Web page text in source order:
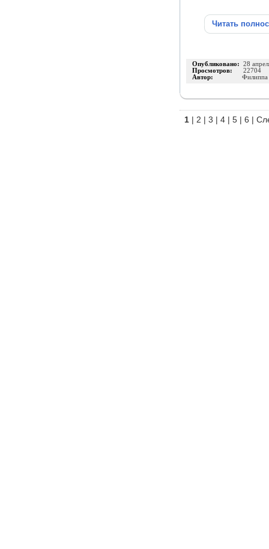
Читать
Опубликовано: 28
Просмотров: 22704
Автор: Филиппа
1 | 2 | 3 | 4 | 5 | 6 |